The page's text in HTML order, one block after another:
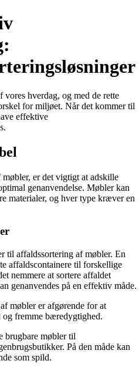
hverdag, og med de rette
for miljøet. Når det kommer til
effektive
er det vigtigt at adskille
genanvendelse. Møbler kan
materialer, og hver type kræver en
til affaldssortering af møbler. En
affaldscontainere til forskellige
nemmere at sortere affaldet
genanvendes på en effektiv måde.
møbler er afgørende for at
og fremme bæredygtighed.
brugbare møbler til
På den måde kan
som spild.